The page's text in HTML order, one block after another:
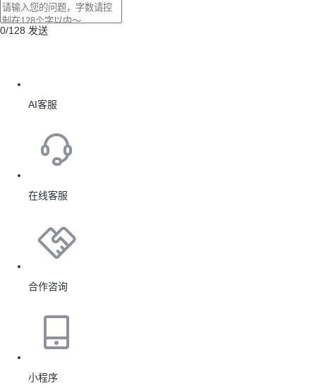
0/128 发送
AI客服
在线客服
合作咨询
小程序